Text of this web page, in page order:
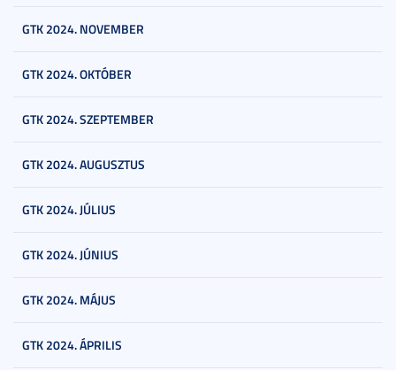
GTK 2024. NOVEMBER
GTK 2024. OKTÓBER
GTK 2024. SZEPTEMBER
GTK 2024. AUGUSZTUS
GTK 2024. JÚLIUS
GTK 2024. JÚNIUS
GTK 2024. MÁJUS
GTK 2024. ÁPRILIS